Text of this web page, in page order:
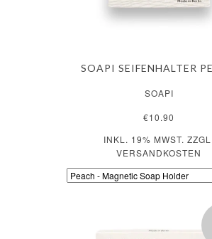
SOAPI SEIFENHALTER
SOAPI
€10.90
INKL. 19% MWST. ZZGL.
VERSANDKOSTEN